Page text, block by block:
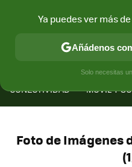
CONECTIVIDAD MÓVIL Y
Foto de Imágenes
Ya puedes ver más
Añádenos
Solo necesitas